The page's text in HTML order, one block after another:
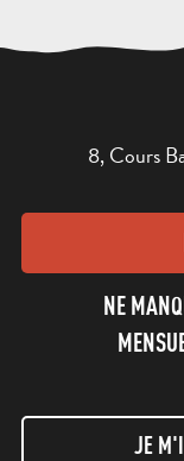
8, Cours
NE
JE